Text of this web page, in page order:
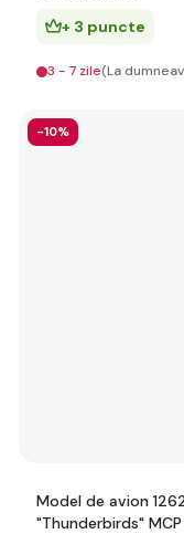
+ 3 puncte
3 - 7 zile(La
-10%
Model de avion
"Thunderbirds" MCP